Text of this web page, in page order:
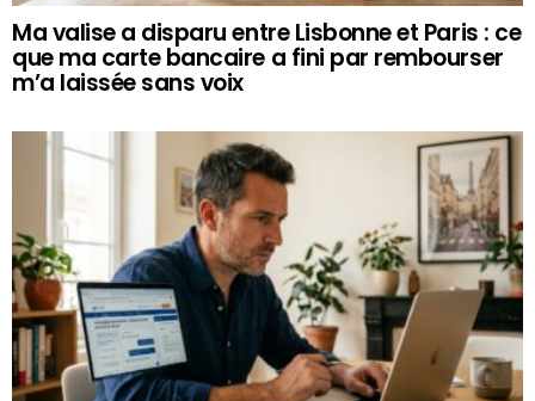
Ma valise a disparu entre Lisbonne et Paris : ce
que ma carte bancaire a fini par rembourser
m’a laissée sans voix